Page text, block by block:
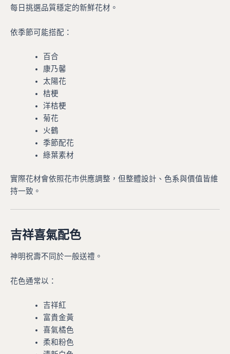
每日挑選品質穩定的新鮮花材。
依季節可能搭配：
百合
康乃馨
太陽花
桔梗
洋桔梗
菊花
火鶴
季節配花
綠葉素材
實際花材會依照花市供應調整，但整體設計、色系與價值皆維
持一致。
吉祥喜氣配色
神明祝壽不同於一般送禮。
花色通常以：
吉祥紅
富貴金黃
喜氣橘色
柔和粉色